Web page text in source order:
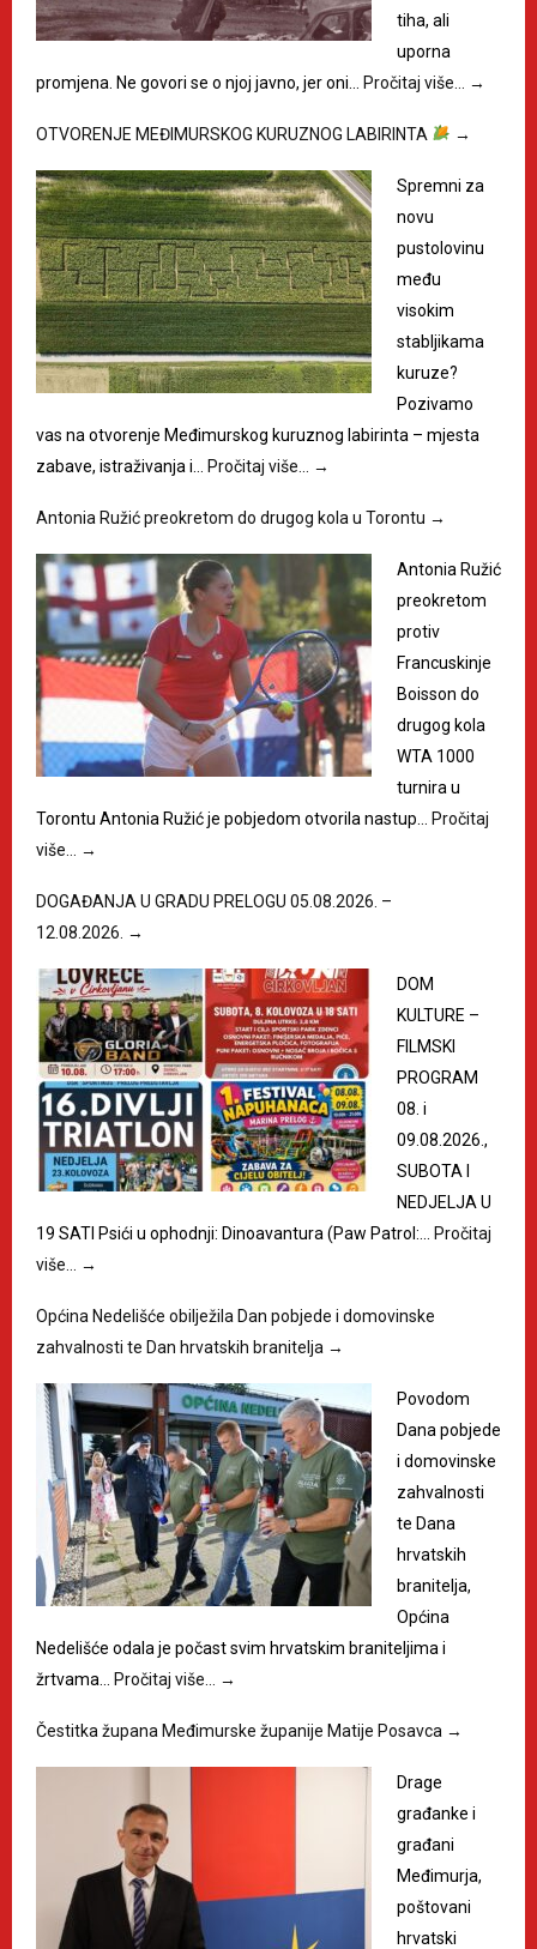
tiha, ali
uporna
promjena. Ne govori se o njoj javno, jer oni… Pročitaj više… →
OTVORENJE MEĐIMURSKOG KURUZNOG LABIRINTA →
Spremni za
novu
pustolovinu
među
visokim
stabljikama
kuruze?
Pozivamo
vas na otvorenje Međimurskog kuruznog labirinta – mjesta
zabave, istraživanja i… Pročitaj više… →
Antonia Ružić preokretom do drugog kola u Torontu →
Antonia Ružić
preokretom
protiv
Francuskinje
Boisson do
drugog kola
WTA 1000
turnira u
Torontu Antonia Ružić je pobjedom otvorila nastup… Pročitaj
više…
→
DOGAĐANJA U GRADU PRELOGU 05.08.2026. –
12.08.2026. →
DOM
KULTURE –
FILMSKI
PROGRAM
08. i
09.08.2026.,
SUBOTA I
NEDJELJA U
19 SATI Psići u ophodnji: Dinoavantura (Paw Patrol:… Pročitaj
više…
→
Općina Nedelišće obilježila Dan pobjede i domovinske
zahvalnosti te Dan hrvatskih branitelja →
Povodom
Dana pobjede
i domovinske
zahvalnosti
te Dana
hrvatskih
branitelja,
Općina
Nedelišće odala je počast svim hrvatskim braniteljima i
žrtvama… Pročitaj više… →
Čestitka župana Međimurske županije Matije Posavca →
Drage
građanke i
građani
Međimurja,
poštovani
hrvatski